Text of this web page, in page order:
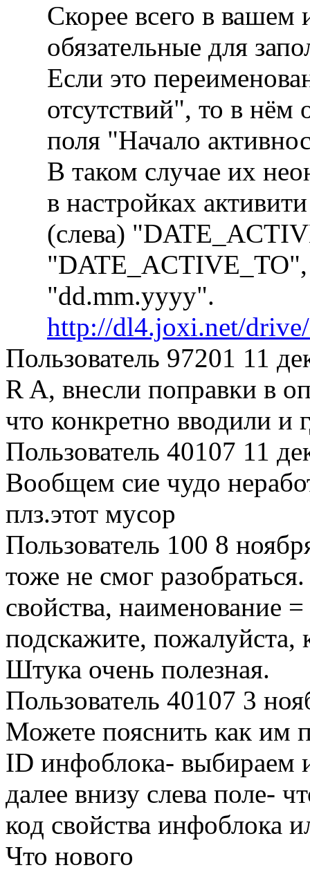
Скорее всего в вашем
обязательные для
Если это
отсутствий", то в нём
поля "Начало
В таком случае их
в настройках
(слева)
"DATE_ACTIVE_TO",
"dd.mm.yyyy".
http://dl4.joxi.net/
Пользователь 97201 11
R A, внесли поправки в
что конкретно вводили и
Пользователь 40107 11
Вообщем сие чудо
плз.этот мусор
Пользователь 100 8
тоже не смог
свойства, наименование =
подскажите, пожалуйста,
Штука очень полезная.
Пользователь 40107 3
Можете пояснить как им
ID инфоблока- выбираем
далее внизу слева поле-
код свойства инфоблока
Что нового